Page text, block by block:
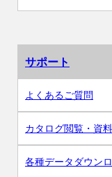
サポート
よくあるご質問
カタログ閲覧・資
各種データダウン